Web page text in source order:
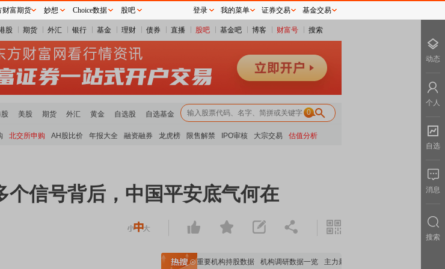
股 期货 外汇 银行 基金 理财 债券 直播 股吧 基金吧 博客 财富号 搜索
美股 期货 外汇 黄金 自选股 自选基金 0
北交所申购 AH股比价 年报大全 融资融券 龙虎榜 限售解禁 IPO审核 大宗交易 估值分析
信号背后，中国平安底气何在
A股估值分析全览 重要机构持股数据 机构调研数据一览 主力最新动向
财富期货 妙想 Choice数据 股吧 登录 我的菜单 证券交易 基金交易
动态
个人
自选
消息
搜索